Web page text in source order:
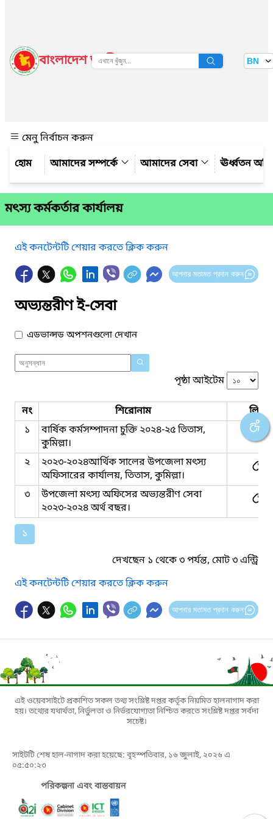
বাংলাদেশ জাতীয় তথ্য বাতায়ন BN
মেনু নির্বাচন করুন
আমাদের সম্পর্কে
আমাদের সেবা ঊর্ধ্বতন
মৎস্য কর্মকর্তার কার্যালয়
এই কনটেন্টটি শেয়ার করতে ক্লিক করুন
আপনার মতামত প্রদান করুন
অভ্যন্তরীণ ই-সেবা
এডভান্সড অপশনগুলো দেখান
পৃষ্ঠা আইটেম
নং শিরোনাম
লিংক
১
বার্ষিক কর্মসম্পাদনা চুক্তি ২০২৪-২৫ তিতাস,
কুমিল্লা।
২
২০২৩-২০২৪আর্থিক সালের উপজেলা মৎস্য
অফিসারের কার্যালয়, তিতাস, কুমিল্লা।
৩
উপজেলা মৎস্য অফিসের অভ্যন্তরীণ সেবা
২০২৩-২০২৪ অর্থ বছর।
১
দেখছেন ১ থেকে ৩ পর্যন্ত, মোট ৩ এন্ট্রি
এই কনটেন্টটি শেয়ার করতে ক্লিক করুন
আপনার মতামত প্রদান করুন
এই ওয়েবসাইটে প্রকাশিত সকল তথ্য সংশ্লিষ্ট দপ্তর কর্তৃক নিয়মিত হালনাগাদ করা
হয়। তথ্যের যথার্থতা, নির্ভুলতা ও নির্ভরযোগ্যতা নিশ্চিত করতে সংশ্লিষ্ট দপ্তর সর্বদা
সচেষ্ট।
সাইটটি শেষ হাল-নাগাদ করা হয়েছে: বৃহস্পতিবার, ১৬ জুলাই, ২০২৬ এ
০৫:৫০:২৩
পরিকল্পনা এবং বাস্তবায়ন